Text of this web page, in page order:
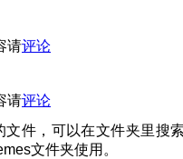
请评论
请评论
文件，可以在文件夹里搜
文件夹使用。